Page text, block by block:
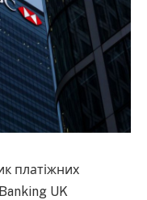
платіжних
UK